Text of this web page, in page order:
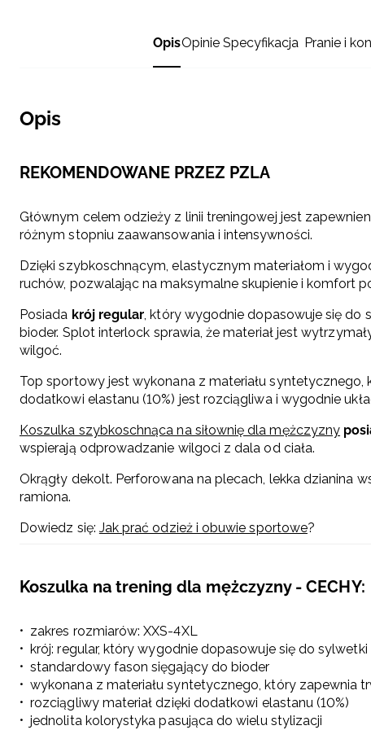
OpisOpinie Specyfikacja Pranie i
Opis
REKOMENDOWANE PRZEZ PZLA
Głównym celem odzieży z linii treningowej jest
różnym stopniu zaawansowania i intensywności.
Dzięki szybkoschnącym, elastycznym materiałom i
ruchów, pozwalając na maksymalne skupienie i komfort
Posiada krój regular, który wygodnie dopasowuje się do
bioder. Splot interlock sprawia, że materiał jest
wilgoć.
Top sportowy jest wykonana z materiału syntetycznego,
dodatkowi elastanu (10%) jest rozciągliwa i wygodnie
Koszulka szybkoschnąca na siłownię dla mężczyzny
wspierają odprowadzanie wilgoci z dala od ciała.
Okrągły dekolt. Perforowana na plecach, lekka dzianina
ramiona.
Dowiedz się: Jak prać odzież i obuwie sportowe?
Koszulka na trening dla mężczyzny - CECHY:
zakres rozmiarów: XXS-4XL
krój: regular, który wygodnie dopasowuje się do sylwetki
standardowy fason sięgający do bioder
wykonana z materiału syntetycznego, który zapewnia
rozciągliwy materiał dzięki dodatkowi elastanu (10%)
jednolita kolorystyka pasująca do wielu stylizacji